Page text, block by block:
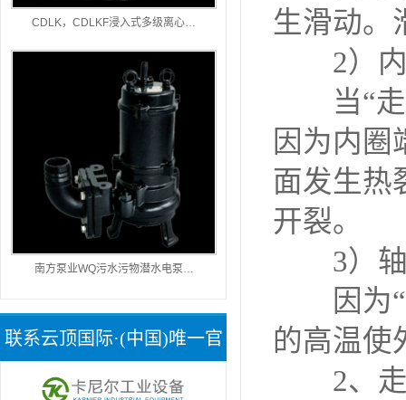
生滑动。
2）内
当“走
因为内
面发生热
开裂。
3）轴
因为“
的高温使
2、走
CDLK，CDLKF浸入式多级离心…
南方泵业WQ污水污物潜水电泵…
联系云顶国际·(中国)唯一官
方网站